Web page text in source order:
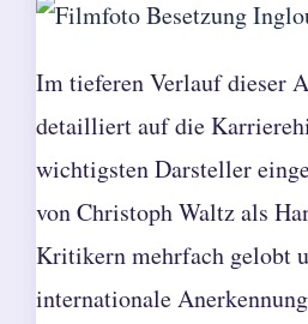
Im tieferen Verlauf dieser
detailliert auf die
wichtigsten Darsteller
von Christoph Waltz als
Kritikern mehrfach gelobt
internationale